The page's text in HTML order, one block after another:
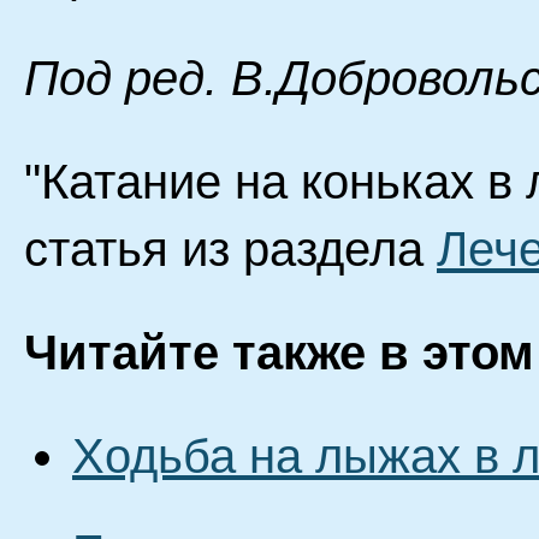
Под ред.
"Катание на коньках
статья из раздела
Читайте также в
Ходьба на лыжах в